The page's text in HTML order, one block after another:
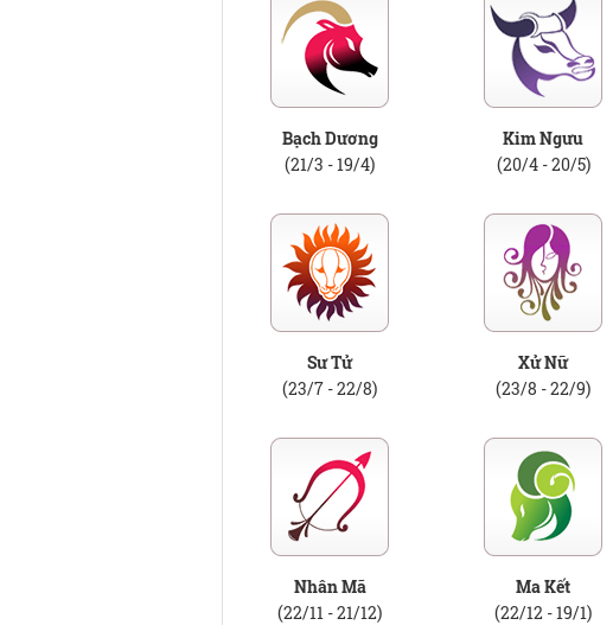
Bạch Dương
(21/3 - 19/4)
Kim Ngưu
(20/4 - 20/5)
Sư Tử
(23/7 - 22/8)
Xử Nữ
(23/8 - 22/9)
Nhân Mã
(22/11 - 21/12)
Ma Kết
(22/12 - 19/1)